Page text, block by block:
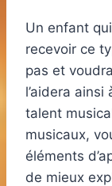
Un enfant
recevoir ce
pas et
l’aidera
talent
musicaux,
éléments
de mieux